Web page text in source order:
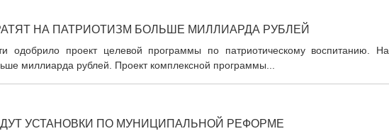
НА ПАТРИОТИЗМ БОЛЬШЕ МИЛЛИАРДА РУБЛЕЙ
одобрило проект целевой программы по патриотическому воспитанию. На
миллиарда рублей. Проект комплексной программы...
УСТАНОВКИ ПО МУНИЦИПАЛЬНОЙ РЕФОРМЕ